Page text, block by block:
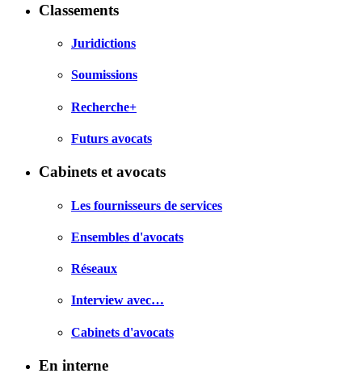
Classements
Juridictions
Soumissions
Recherche+
Futurs avocats
Cabinets et avocats
Les fournisseurs de services
Ensembles d'avocats
Réseaux
Interview avec…
Cabinets d'avocats
En interne